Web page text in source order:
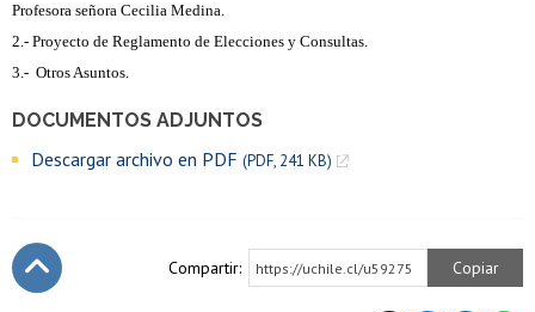
DOCUMENTOS ADJUNTOS
Descargar archivo en PDF (PDF, 241 KB)
Profesora señora Cecilia Medina.
2.- Proyecto de Reglamento de Elecciones y Consultas.
3.- Otros Asuntos.
Compartir: https://uchile.cl/u59275 Copiar